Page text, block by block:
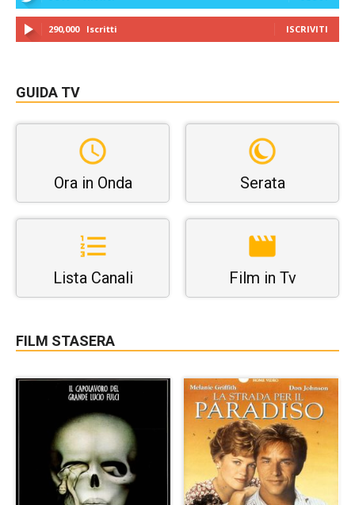
290,000 Iscritti ISCRIVITI
GUIDA TV
Ora in Onda Serata
Lista Canali Film in Tv
FILM STASERA